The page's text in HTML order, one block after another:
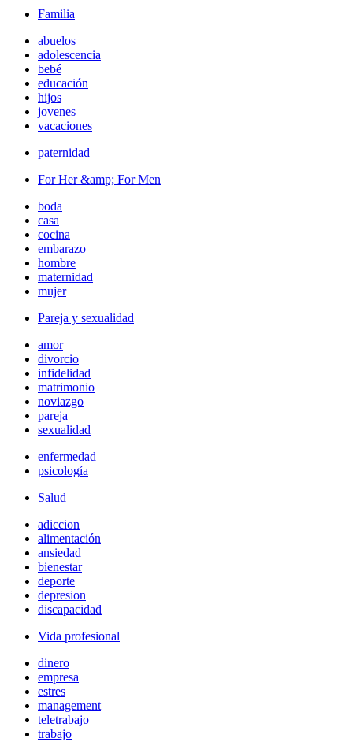
Familia
abuelos
adolescencia
bebé
educación
hijos
jovenes
vacaciones
paternidad
For Her &amp; For Men
boda
casa
cocina
embarazo
hombre
maternidad
mujer
Pareja y sexualidad
amor
divorcio
infidelidad
matrimonio
noviazgo
pareja
sexualidad
enfermedad
psicología
Salud
adiccion
alimentación
ansiedad
bienestar
deporte
depresion
discapacidad
Vida profesional
dinero
empresa
estres
management
teletrabajo
trabajo